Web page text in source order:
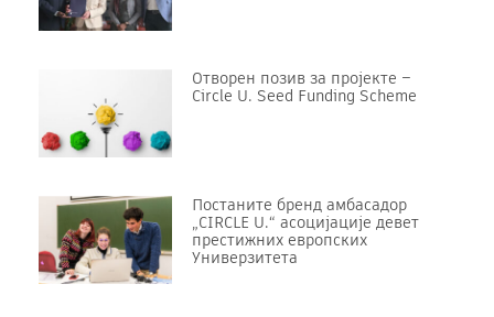
Отворен позив за пројекте –
Circle U. Seed Funding Scheme
Постаните бренд амбасадор
„CIRCLE U.“ асоцијације девет
престижних европских
Универзитета